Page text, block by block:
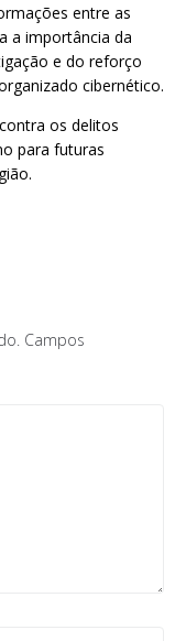
entre as
a importância da
e do reforço
cibernético.
os delitos
para futuras
Campos